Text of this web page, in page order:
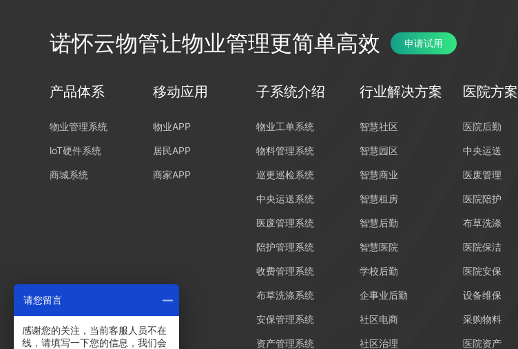
诺怀云物管让物业管理更简单高效 申请试用
产品体系
物业管理系统
loT硬件系统
商城系统
移动应用
物业APP
居民APP
商家APP
子系统介绍
物业工单系统
物料管理系统
巡更巡检系统
中央运送系统
医废管理系统
陪护管理系统
收费管理系统
布草洗涤系统
安保管理系统
资产管理系统
行业解决方案
智慧社区
智慧园区
智慧商业
智慧租房
智慧后勤
智慧医院
学校后勤
企事业后勤
社区电商
社区治理
医院方案
医院后勤
中央运送
医废管理
医院陪护
布草洗涤
医院保洁
医院安保
设备维保
采购物料
医院资产
请您留言
感谢您的关注，当前客服人员不在
线，请填写一下您的信息，我们会